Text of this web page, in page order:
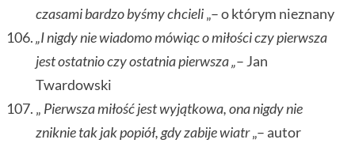
czasami bardzo byśmy chcieli„– o którym nieznany
„I nigdy nie wiadomo mówiąc o miłości czy pierwsza
jest ostatnio czy ostatnia pierwsza „– Jan
Twardowski
„ Pierwsza miłość jest wyjątkowa, ona nigdy nie
zniknie tak jak popiół, gdy zabije wiatr„– autor